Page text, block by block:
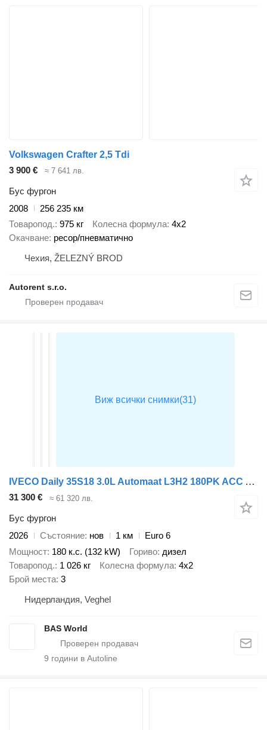
Volkswagen Crafter 2,5 Tdi
3 900 €
≈ 7 641 лв.
Бус фургон
2008
256 235 км
Товаропод. 975 кг Колесна формула 4x2
Окачване ресор/пневматично
Чехия, ŽELEZNÝ BROD
Autorent s.r.o.
IVECO Daily 35S18 3.0L Automaat L3H2 180PK ACC Airco Cruise Camera Par
31 300 € ≈ 61 320 лв.
Бус фургон
2026
Състояние нов 1 км
Euro 6
Мощност 180 к.с. (132 kW) Гориво дизел
Товаропод. 1 026 кг Колесна формула 4x2
Брой места 3
Нидерландия, Veghel
BAS World
9 години в Autoline